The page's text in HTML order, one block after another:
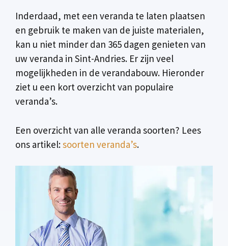
Inderdaad, met een veranda te laten plaatsen
en gebruik te maken van de juiste materialen,
kan u niet minder dan 365 dagen genieten van
uw veranda in Sint-Andries. Er zijn veel
mogelijkheden in de verandabouw. Hieronder
ziet u een kort overzicht van populaire
veranda’s.
Een overzicht van alle veranda soorten? Lees
ons artikel:soorten veranda’s.